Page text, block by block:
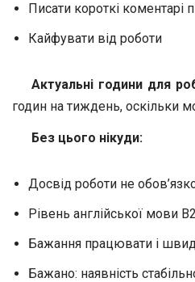
Писати короткі коментарі
Кайфувати від роботи
Актуальні години для
годин на тиждень, оскільки
Без цього нікуди:
Досвід роботи не
Рівень англійської мови
Бажання працювати і
Бажано: наявність